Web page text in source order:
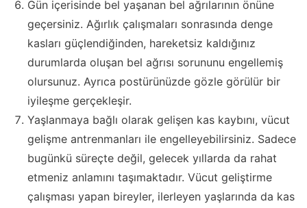
Gün içerisinde bel yaşanan bel ağrılarının önüne
geçersiniz. Ağırlık çalışmaları sonrasında denge
kasları güçlendiğinden, hareketsiz kaldığınız
durumlarda oluşan bel ağrısı sorununu engellemiş
olursunuz. Ayrıca postürünüzde gözle görülür bir
iyileşme gerçekleşir.
Yaşlanmaya bağlı olarak gelişen kas kaybını, vücut
gelişme antrenmanları ile engelleyebilirsiniz. Sadece
bugünkü süreçte değil, gelecek yıllarda da rahat
etmeniz anlamını taşımaktadır. Vücut geliştirme
çalışması yapan bireyler, ilerleyen yaşlarında da kas